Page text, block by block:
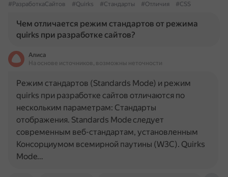
#РазработкаСайтов
#Quirks #Стандарты #Отличия #CSS
Чем отличается режим стандартов от режима
quirks при разработке сайтов?
Алиса
На основе источников, возможны неточности
Режим стандартов (Standards Mode) и режим
quirks при разработке сайтов отличаются по
нескольким параметрам: Стандарты
отображения. Standards Mode следует
современным веб-стандартам, установленным
Консорциумом всемирной паутины (W3C). Quirks
Mode…